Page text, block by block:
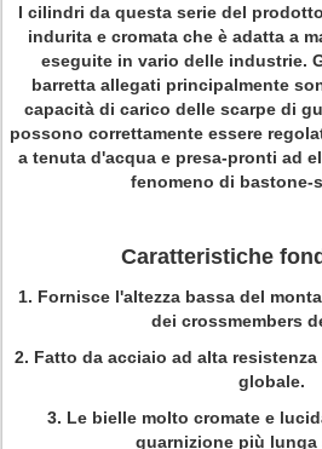
I cilindri da questa serie del
indurita e cromata che è adatta a
eseguite in vario delle industrie.
barretta allegati principalmente
capacità di carico delle scarpe di
possono correttamente essere
a tenuta d'acqua e presa-pronti ad
fenomeno di bastone-
Caratteristiche
1. Fornisce l'altezza bassa del
dei crossmembers
2. Fatto da acciaio ad alta
globale.
3. Le bielle molto cromate e
guarnizione più lunga